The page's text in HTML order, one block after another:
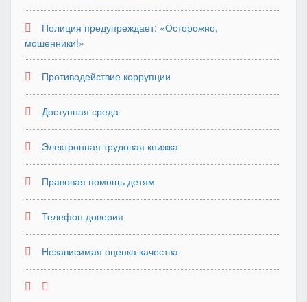
Полиция предупреждает: «Осторожно,
мошенники!»
Противодействие коррупции
Доступная среда
Электронная трудовая книжка
Правовая помощь детям
Телефон доверия
Независимая оценка качества